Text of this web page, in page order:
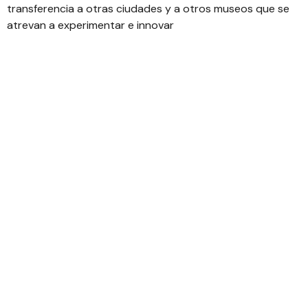
transferencia a otras ciudades y a otros museos que se
atrevan a experimentar e innovar